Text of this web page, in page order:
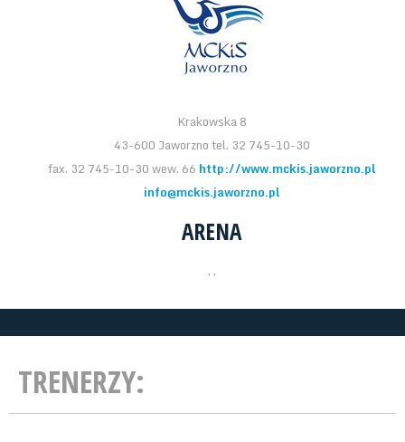
Krakowska 8
43-600 Jaworzno tel. 32 745-10-30
fax. 32 745-10-30 wew. 66 http://www.mckis.jaworzno.pl
info@mckis.jaworzno.pl
ARENA
, ,
TRENERZY: